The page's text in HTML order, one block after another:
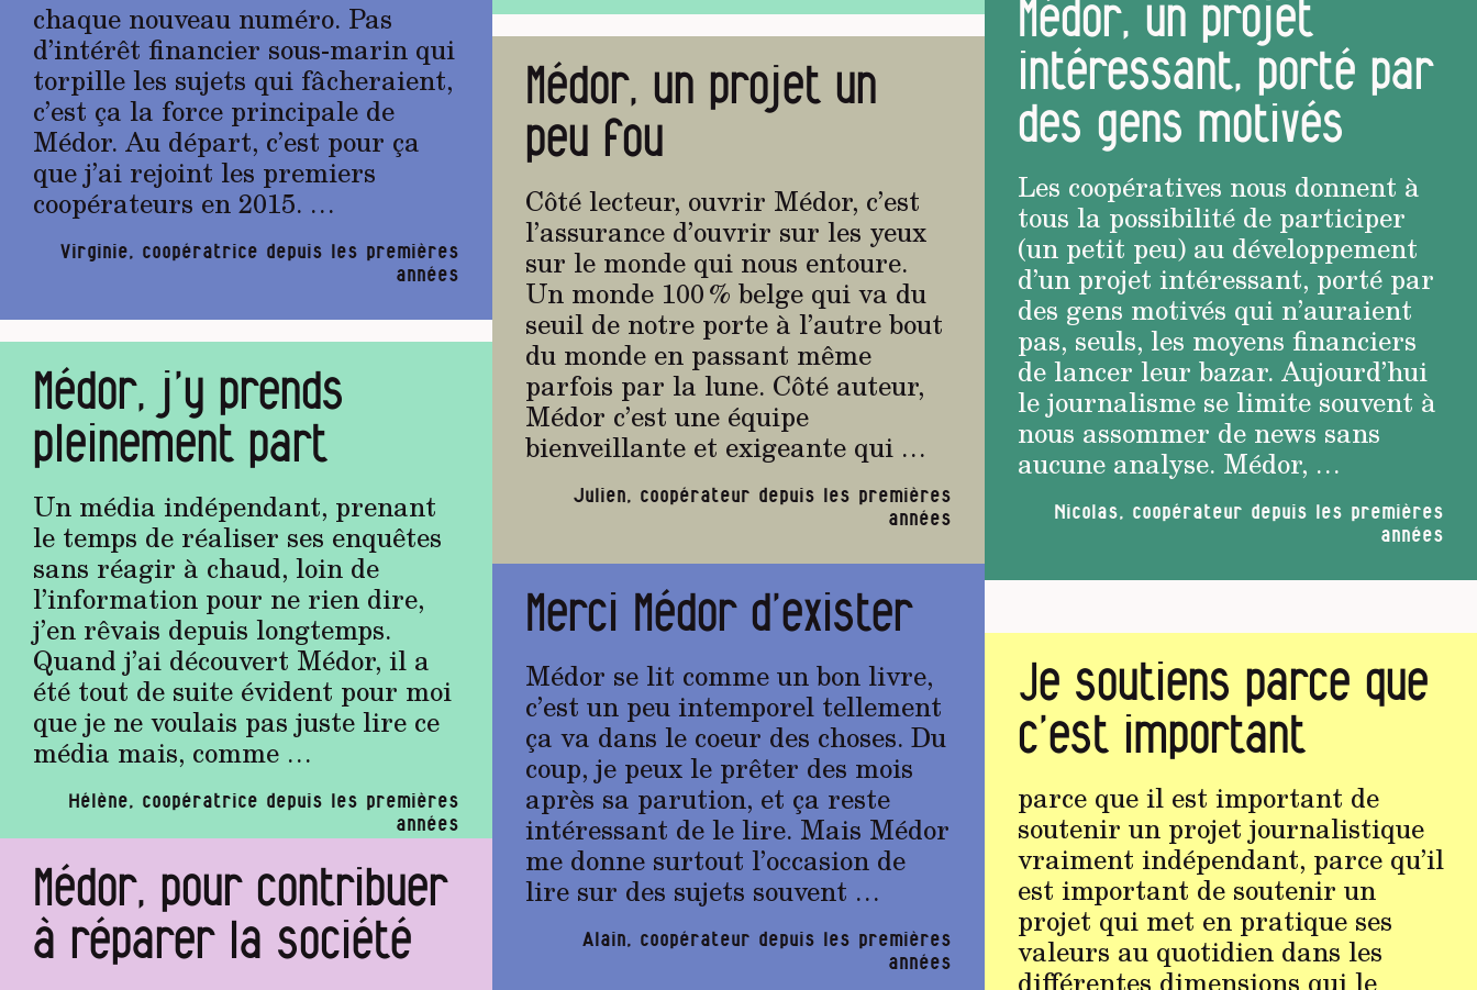
chaque nouveau numéro. Pas
d’intérêt financier sous-marin qui
torpille les sujets qui fâcheraient,
c’est ça la force principale de
Médor. Au départ, c’est pour ça
que j’ai rejoint les premiers
coopérateurs en 2015. …
Virginie, coopératrice depuis les premières
années
Médor, un projet
intéressant, porté par
des gens motivés
Les coopératives nous donnent à
tous la possibilité de participer
(un petit peu) au développement
d’un projet intéressant, porté par
des gens motivés qui n’auraient
pas, seuls, les moyens financiers
de lancer leur bazar. Aujourd’hui
le journalisme se limite souvent à
nous assommer de news sans
aucune analyse. Médor, …
Nicolas, coopérateur depuis les premières
années
Médor, un projet un
peu fou
Côté lecteur, ouvrir Médor, c’est
l’assurance d’ouvrir sur les yeux
sur le monde qui nous entoure.
Un monde 100 % belge qui va du
seuil de notre porte à l’autre bout
du monde en passant même
parfois par la lune. Côté auteur,
Médor c’est une équipe
bienveillante et exigeante qui …
Julien, coopérateur depuis les premières
années
Médor, j’y prends
pleinement part
Un média indépendant, prenant
le temps de réaliser ses enquêtes
sans réagir à chaud, loin de
l’information pour ne rien dire,
j’en rêvais depuis longtemps.
Quand j’ai découvert Médor, il a
été tout de suite évident pour moi
que je ne voulais pas juste lire ce
média mais, comme …
Hélène, coopératrice depuis les premières
années
Merci Médor d’exister
Médor se lit comme un bon livre,
c’est un peu intemporel tellement
ça va dans le coeur des choses. Du
coup, je peux le prêter des mois
après sa parution, et ça reste
intéressant de le lire. Mais Médor
me donne surtout l’occasion de
lire sur des sujets souvent …
Alain, coopérateur depuis les premières
années
Je soutiens parce que
c’est important
parce que il est important de
soutenir un projet journalistique
vraiment indépendant, parce qu’il
est important de soutenir un
projet qui met en pratique ses
valeurs au quotidien dans les
différentes dimensions qui le
Médor, pour contribuer
à réparer la société